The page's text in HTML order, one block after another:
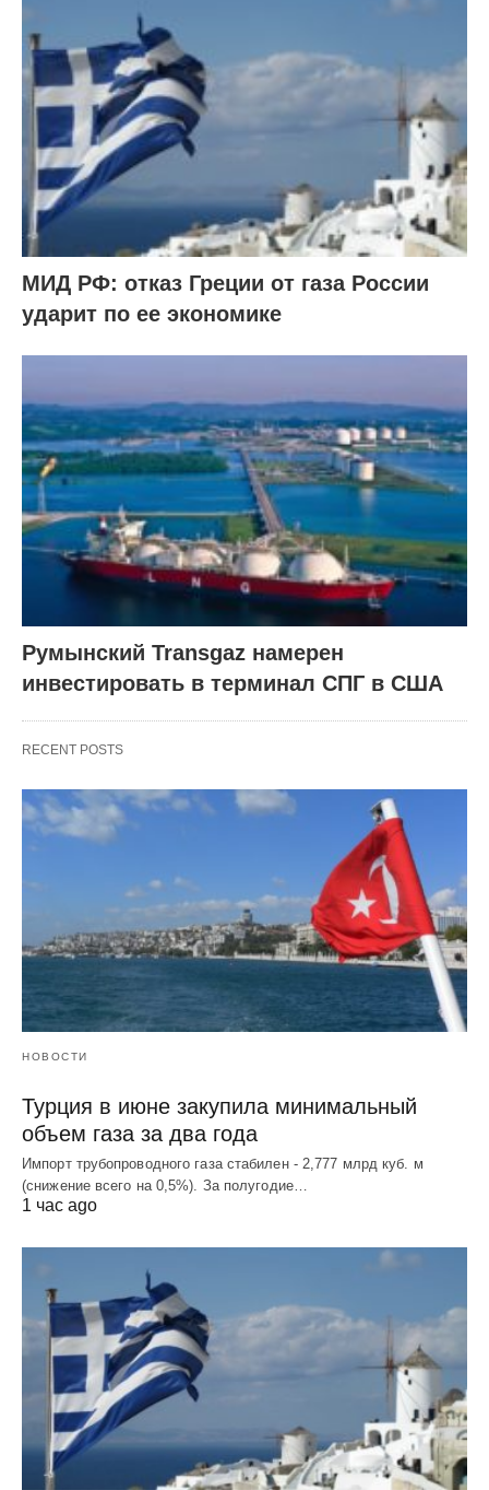
МИД РФ: отказ Греции от газа России
ударит по ее экономике
Румынский Transgaz намерен
инвестировать в терминал СПГ в США
RECENT POSTS
НОВОСТИ
Турция в июне закупила минимальный
объем газа за два года
Импорт трубопроводного газа стабилен - 2,777 млрд куб. м
(снижение всего на 0,5%). За полугодие…
1 час ago